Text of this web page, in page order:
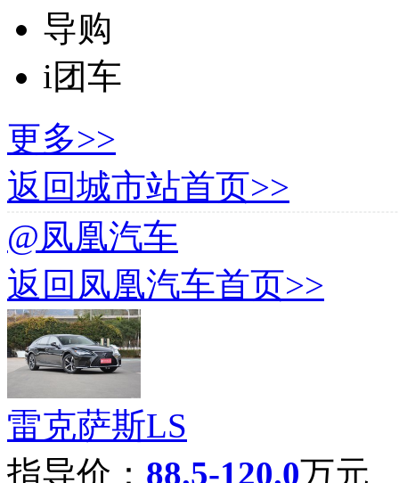
导购
i团车
更多>>
返回城市站首页>>
@凤凰汽车
返回凤凰汽车首页>>
雷克萨斯LS
指导价： 88.5-120.0万元